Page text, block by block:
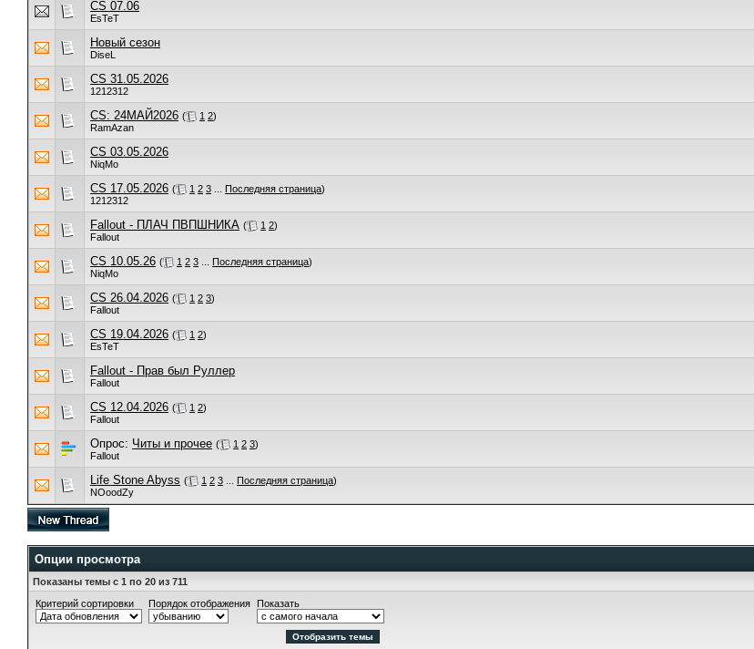
CS 07.06
EsTeT
Новый сезон
DiseL
CS 31.05.2026
1212312
CS: 24МАЙ2026 ( 1 2)
RamAzan
CS 03.05.2026
NiqMo
CS 17.05.2026 ( 1 2 3 Последняя страница)
1212312
Fallout - ПЛАЧ ПВПШНИКА ( 1 2)
Fallout
CS 10.05.26 ( 1 2 3 Последняя страница)
NiqMo
CS 26.04.2026 ( 1 2 3)
Fallout
CS 19.04.2026 ( 1 2)
EsTeT
Fallout - Прав был Руллер
Fallout
CS 12.04.2026 ( 1 2)
Fallout
Опрос: Читы и прочее ( 1 2 3)
Fallout
Life Stone Abyss ( 1 2 3 Последняя страница)
NOoodZy
Опции просмотра
Показаны темы с 1 по 20 из 711
Критерий сортировки
Порядок отображения Показать